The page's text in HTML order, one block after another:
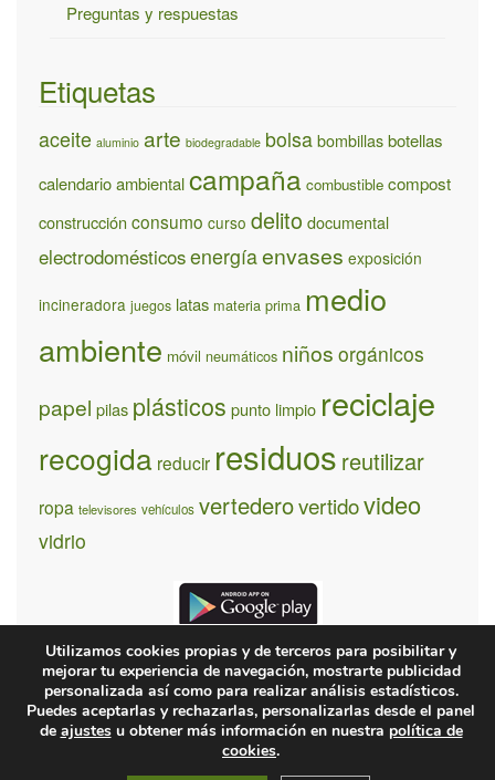
Preguntas y respuestas
Etiquetas
aceite aluminio arte biodegradable bolsabombillasbotellas
calendario ambientalcampaña combustible compost
construcción consumo curso delito documental
electrodomésticosenergíaenvases exposición
incineradora juegos latas materia prima medio
ambiente móvil neumáticos niños orgánicos
papel pilas plásticos punto limpio reciclaje
recogida reducir residuos reutilizar
ropa televisores vehículos vertederovertidovideo
vidrio
¿Quiénes somos? Contacto Condiones de uso y privacidad
Utilizamos cookies propias y de terceros para posibilitar y
mejorar tu experiencia de navegación, mostrarte publicidad
personalizada así como para realizar análisis estadísticos.
Puedes aceptarlas y rechazarlas, personalizarlas desde el panel
de ajustesu obtener más información en nuestra política de
cookies.